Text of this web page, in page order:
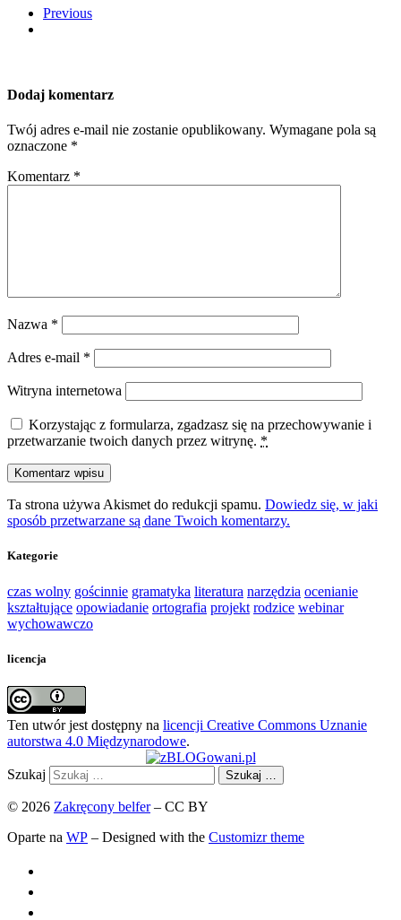
Previous
Dodaj komentarz
Twój adres e-mail nie zostanie opublikowany. Wymagane pola są
oznaczone *
Komentarz *
Nazwa *
Adres e-mail *
Witryna internetowa
Korzystając z formularza, zgadzasz się na przechowywanie i
przetwarzanie twoich danych przez witrynę. *
Ta strona używa Akismet do redukcji spamu. Dowiedz się, w jaki
sposób przetwarzane są dane Twoich komentarzy.
Kategorie
czas wolny gościnnie gramatyka literatura narzędzia ocenianie
kształtujące opowiadanie ortografia projekt rodzice webinar
wychowawczo
licencja
Ten utwór jest dostępny na licencji Creative Commons Uznanie
autorstwa 4.0 Międzynarodowe.
Szukaj Szukaj …
© 2026 Zakręcony belfer– CC BY
Oparte na WP – Designed with the Customizr theme